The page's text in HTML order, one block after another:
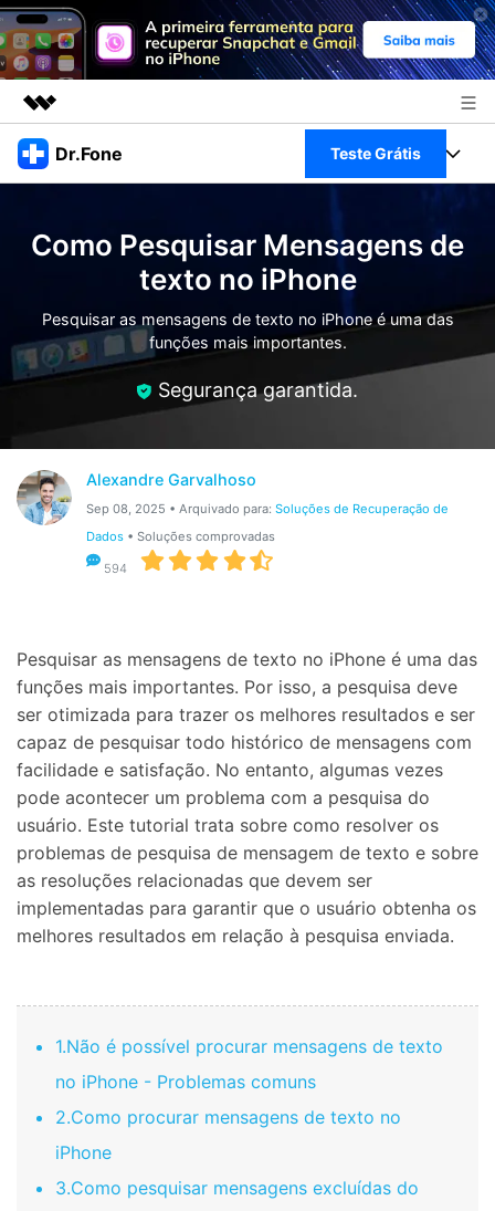
Produtos em destaque
Visão geral
Sobre nós
Sala de imprensa
Loja
Dr.Fone Teste Grátis
Veja Toolkit Completo >
Para PC
Para Celular
Ver Todos Os Aplicativos
Guia & Suporte
Centro de Ajuda
Transferir Dados
Gerenciador de dados
Reparar Celular
Encontre Mais Soluções
Entrar
Como Pesquisar Mensagens de
texto no iPhone
Pesquisar as mensagens de texto no iPhone é uma das
funções mais importantes.
Segurança garantida.
Alexandre Garvalhoso
Sep 08, 2025 • Arquivado para: Soluções de Recuperação de
Dados• Soluções comprovadas
594
Pesquisar as mensagens de texto no iPhone é uma das
funções mais importantes. Por isso, a pesquisa deve
ser otimizada para trazer os melhores resultados e ser
capaz de pesquisar todo histórico de mensagens com
facilidade e satisfação. No entanto, algumas vezes
pode acontecer um problema com a pesquisa do
usuário. Este tutorial trata sobre como resolver os
problemas de pesquisa de mensagem de texto e sobre
as resoluções relacionadas que devem ser
implementadas para garantir que o usuário obtenha os
melhores resultados em relação à pesquisa enviada.
1.Não é possível procurar mensagens de texto
no iPhone - Problemas comuns
2.Como procurar mensagens de texto no
iPhone
3.Como pesquisar mensagens excluídas do